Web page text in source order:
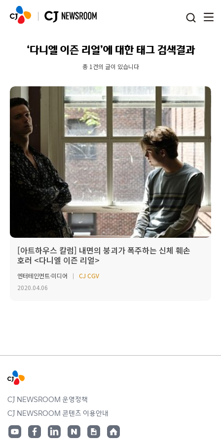
‘다니엘 이즌 리얼’에 대한 태그 검색결과
총 1건의 글이 있습니다
[아트하우스 칼럼] 내면의 붕괴가 폭주하는 신체 훼손
호러 <다니엘 이즌 리얼>
엔터테인먼트·미디어
CJ CGV
2020.04.06
CJ NEWSROOM 운영정책
CJ NEWSROOM 콘텐츠 이용안내